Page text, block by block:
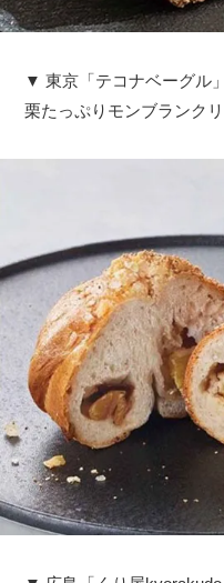
▼ 東京「テコナベーグル
栗たっぷりモンブランク